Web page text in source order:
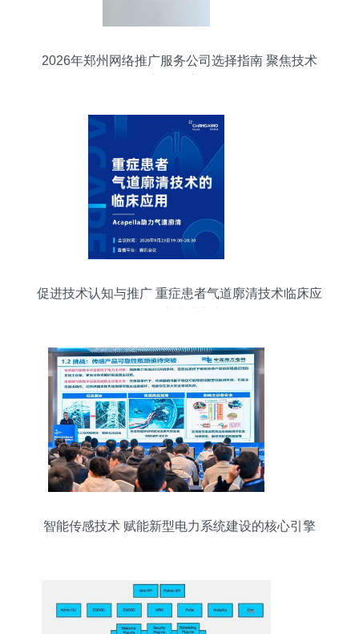
2026年郑州网络推广服务公司选择指南 聚焦技术
促进技术认知与推广 重症患者气道廓清技术临床应
智能传感技术 赋能新型电力系统建设的核心引擎